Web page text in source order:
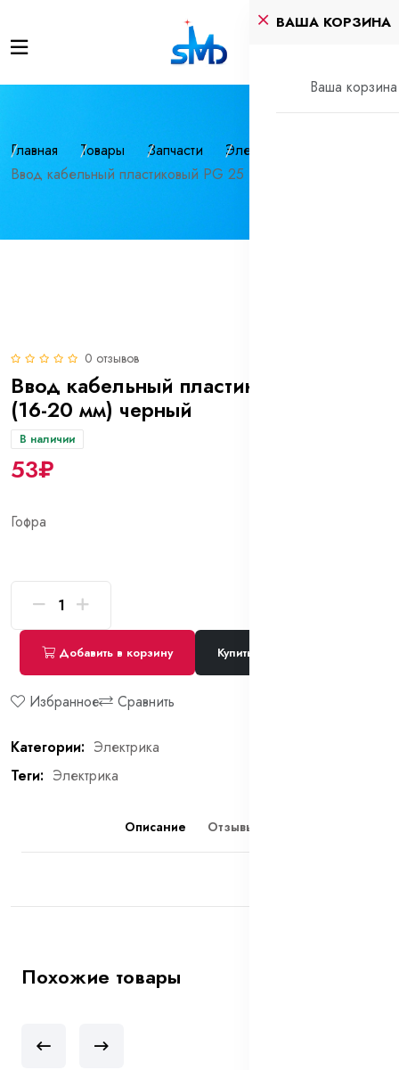
ВАША КОРЗИНА
Ваша корзина
Главная Товары Запчасти
Электрика
Ввод кабельный пластиковый PG 25 (16-20 мм) черный
0 отзывов
Ввод кабельный пластиковый PG 25
(16-20 мм) черный
В наличии
53₽
Гофра
Добавить в корзину Купить сейчас
Избранное Сравнить
Категории: Электрика
Теги: Электрика
Описание Отзывы (0)
Похожие товары